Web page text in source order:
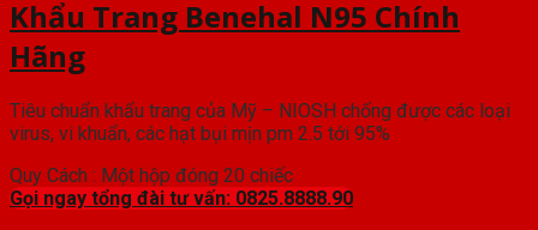
Khẩu Trang Benehal N95 Chính
Hãng
Tiêu chuẩn khẩu trang của Mỹ – NIOSH chống được các loại
virus, vi khuẩn, các hạt bụi mịn pm 2.5 tới 95%
Quy Cách : Một hộp đóng 20 chiếc
Gọi ngay tổng đài tư vấn: 0825.8888.90